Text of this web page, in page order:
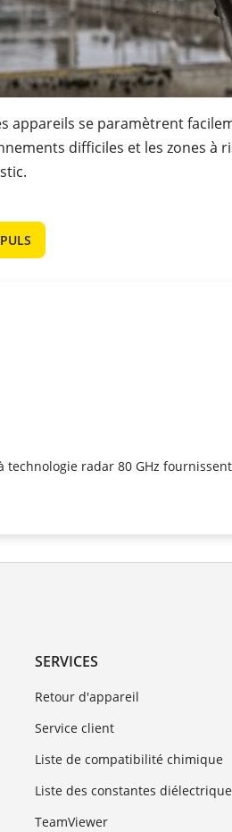
appareils se paramètrent
difficiles et les zones à
radar 80 GHz
SERVICES
Retour d'appareil
Service client
Liste de compatibilité chimique
Liste des constantes
TeamViewer